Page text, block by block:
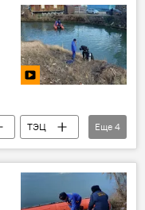
ТЭЦ
видео
Еще 4